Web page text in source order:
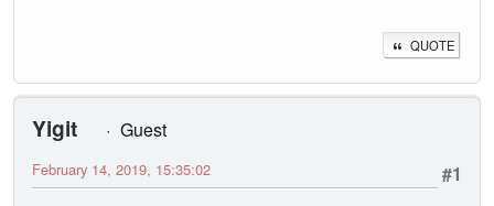
QUOTE
Yigit
Guest
#1
February 14, 2019, 15:35:02